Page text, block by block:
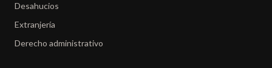
Desahucios
Extranjería
Derecho administrativo